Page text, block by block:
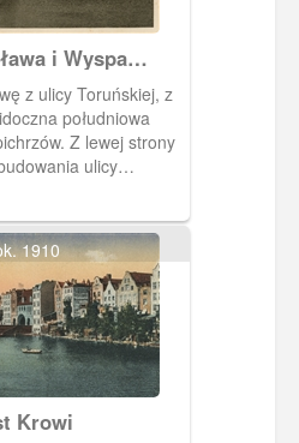
i Wyspa
z ulicy Toruńskiej, z
południowa
Z lewej strony
ulicy
1910
Krowi